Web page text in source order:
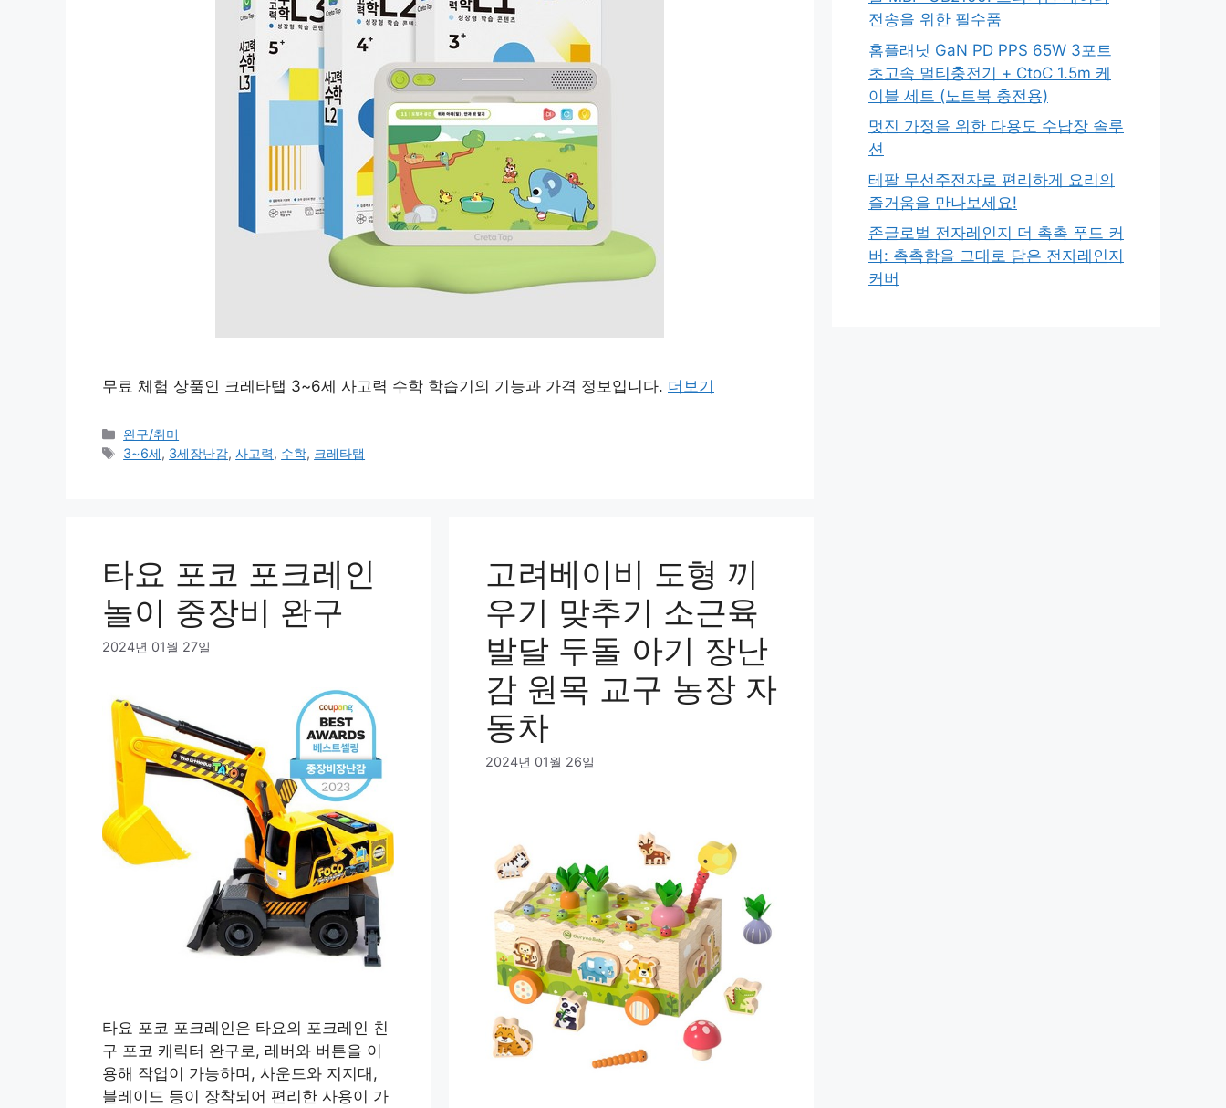
무료 체험 상품인 크레타탭 3~6세 사고력 수학 학습기의 기능과 가격 정보입니다. 더보기
카
테
완구/취미
태
3~6세, 3세장난감,사고력, 수학, 크레타탭
타요 포코 포크레인
놀이 중장비 완구
2024년 01월 27일
타요 포코 포크레인은 타요의 포크레인 친
구 포코 캐릭터 완구로, 레버와 버튼을 이
용해 작업이 가능하며, 사운드와 지지대,
블레이드 등이 장착되어 편리한 사용이 가
고려베이비 도형 끼
우기 맞추기 소근육
발달 두돌 아기 장난
감 원목 교구 농장 자
동차
2024년 01월 26일
전송을 위한 필수품
홈플래닛 GaN PD PPS 65W 3포트
초고속 멀티충전기 + CtoC 1.5m 케
이블 세트 (노트북 충전용)
멋진 가정을 위한 다용도 수납장 솔루
션
테팔 무선주전자로 편리하게 요리의
즐거움을 만나보세요!
존글로벌 전자레인지 더 촉촉 푸드 커
버: 촉촉함을 그대로 담은 전자레인지
커버